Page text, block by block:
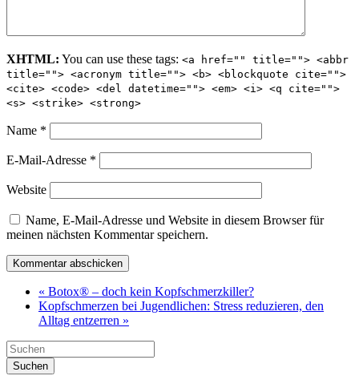
XHTML: You can use these tags: <a href="" title=""> <abbr
title=""> <acronym title=""> <b> <blockquote cite="">
<cite> <code> <del datetime=""> <em> <i> <q cite="">
<s> <strike> <strong>
Name *
E-Mail-Adresse *
Website
Name, E-Mail-Adresse und Website in diesem Browser für
meinen nächsten Kommentar speichern.
« Botox® – doch kein Kopfschmerzkiller?
Kopfschmerzen bei Jugendlichen: Stress reduzieren, den
Alltag entzerren »